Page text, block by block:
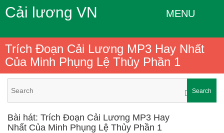
Cải lương VN MENU
Trích Đoạn Cải Lương MP3 Hay Nhất
Của Minh Phụng Lệ Thủy Phần 1
Search
Bài hát: Trích Đoạn Cải Lương MP3 Hay
Nhất Của Minh Phụng Lệ Thủy Phần 1